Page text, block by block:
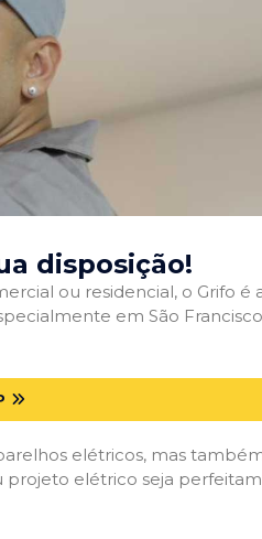
disposição!
ou residencial, o Grifo é
em São
elétricos, mas
projeto elétrico seja